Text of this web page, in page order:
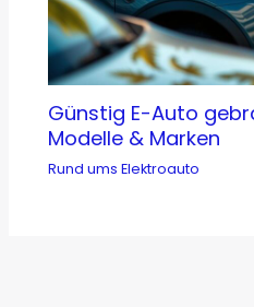
Günstig E-Auto
Modelle & Marken
Rund ums Elektroauto